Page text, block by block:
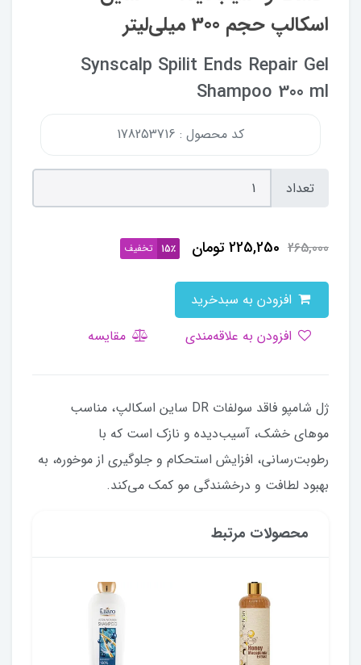
اسکالپ حجم 300 میلی‌لیتر
Synscalp Spilit Ends Repair Gel
Shampoo 300 ml
کد محصول : 178253716
تعداد
265,000
225,250تومان 15٪ تخفیف
مقایسه
ژل شامپو فاقد سولفات DR ساین اسکالپ، مناسب
موهای خشک، آسیب‌دیده و نازک است که با
رطوبت‌رسانی، افزایش استحکام و جلوگیری از موخوره، به
بهبود لطافت و درخشندگی مو کمک می‌کند.
محصولات مرتبط